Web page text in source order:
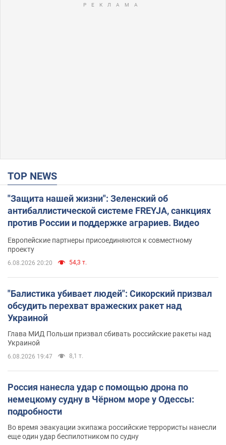
TOP NEWS
"Защита нашей жизни": Зеленский об
антибаллистической системе FREYJA, санкциях
против России и поддержке аграриев. Видео
Европейские партнеры присоединяются к совместному
проекту
6.08.2026 20:20 54,3 т.
"Балистика убивает людей": Сикорский призвал
обсудить перехват вражеских ракет над
Украиной
Глава МИД Польши призвал сбивать российские ракеты над
Украиной
6.08.2026 19:47 8,1 т.
Россия нанесла удар с помощью дрона по
немецкому судну в Чёрном море у Одессы:
подробности
Во время эвакуации экипажа российские террористы нанесли
еще один удар беспилотником по судну